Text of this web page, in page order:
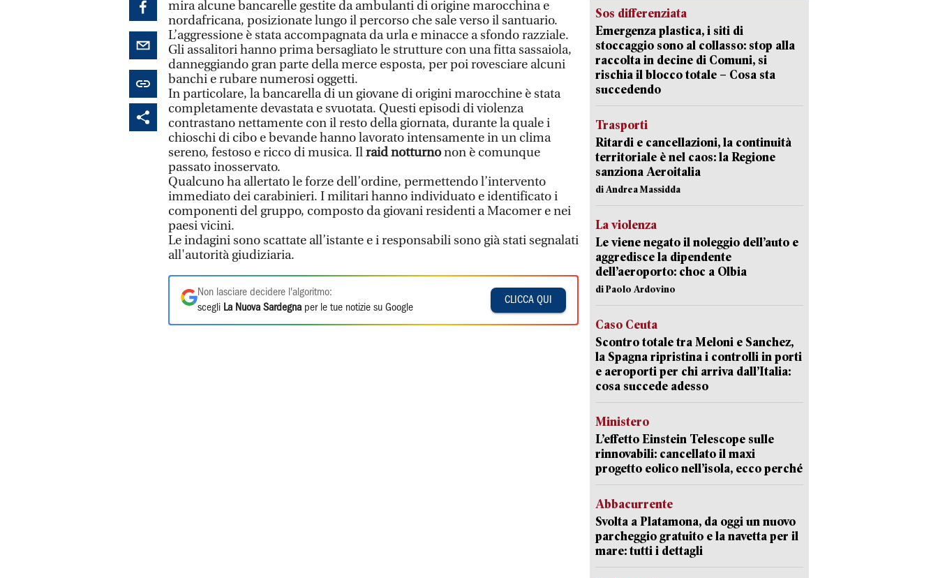
mira alcune bancarelle gestite da ambulanti di origine marocchina e
nordafricana, posizionate lungo il percorso che sale verso il santuario.
L’aggressione è stata accompagnata da urla e minacce a sfondo razziale.
Gli assalitori hanno prima bersagliato le strutture con una fitta sassaiola,
danneggiando gran parte della merce esposta, per poi rovesciare alcuni
banchi e rubare numerosi oggetti.
In particolare, la bancarella di un giovane di origini marocchine è stata
completamente devastata e svuotata. Questi episodi di violenza
contrastano nettamente con il resto della giornata, durante la quale i
chioschi di cibo e bevande hanno lavorato intensamente in un clima
sereno, festoso e ricco di musica. Ilraid notturnonon è comunque
passato inosservato.
Qualcuno ha allertato le forze dell’ordine, permettendo l’intervento
immediato dei carabinieri. I militari hanno individuato e identificato i
componenti del gruppo, composto da giovani residenti a Macomer e nei
paesi vicini.
Le indagini sono scattate all’istante e i responsabili sono già stati segnalati
all'autorità giudiziaria.
Non lasciare decidere l'algoritmo:
scegli La Nuova Sardegna per le tue notizie su Google
CLICCA QUI
Sos differenziata
Emergenza plastica, i siti di
stoccaggio sono al collasso: stop alla
raccolta in decine di Comuni, si
rischia il blocco totale – Cosa sta
succedendo
Trasporti
Ritardi e cancellazioni, la continuità
territoriale è nel caos: la Regione
sanziona Aeroitalia
di Andrea Massidda
La violenza
Le viene negato il noleggio dell’auto e
aggredisce la dipendente
dell’aeroporto: choc a Olbia
di Paolo Ardovino
Caso Ceuta
Scontro totale tra Meloni e Sanchez,
la Spagna ripristina i controlli in porti
e aeroporti per chi arriva dall’Italia:
cosa succede adesso
Ministero
L’effetto Einstein Telescope sulle
rinnovabili: cancellato il maxi
progetto eolico nell’isola, ecco perché
Abbacurrente
Svolta a Platamona, da oggi un nuovo
parcheggio gratuito e la navetta per il
mare: tutti i dettagli